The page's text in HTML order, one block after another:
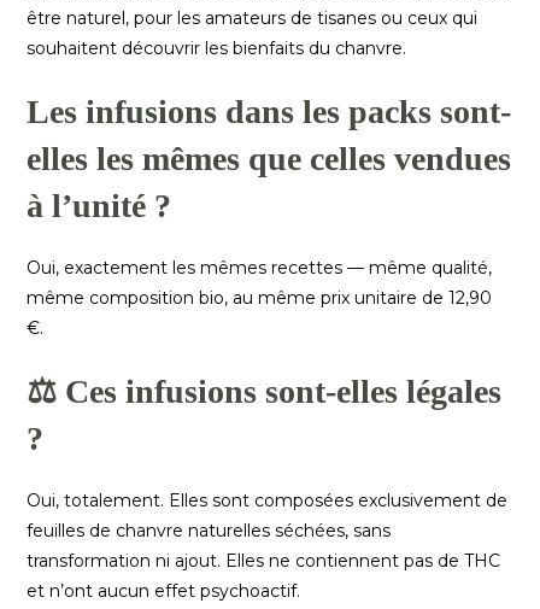
être naturel, pour les amateurs de tisanes ou ceux qui
souhaitent découvrir les bienfaits du chanvre.
Les infusions dans les packs sont-
elles les mêmes que celles vendues
à l’unité ?
Oui, exactement les mêmes recettes — même qualité,
même composition bio, au même prix unitaire de 12,90
€.
⚖️ Ces infusions sont-elles légales
?
Oui, totalement. Elles sont composées exclusivement de
feuilles de chanvre naturelles séchées, sans
transformation ni ajout. Elles ne contiennent pas de THC
et n’ont aucun effet psychoactif.